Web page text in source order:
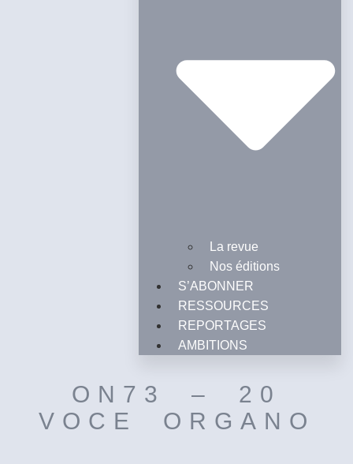
La revue
Nos éditions
S’ABONNER
RESSOURCES
REPORTAGES
AMBITIONS
ON73 – 20
VOCE ORGANO